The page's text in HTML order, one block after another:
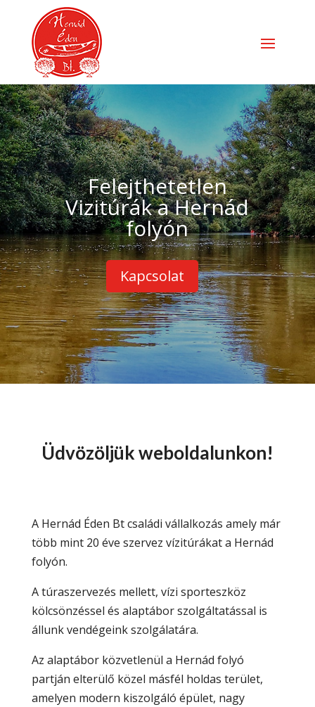
Felejthetetlen
Vizitúrák a Hernád
folyón
Kapcsolat
Üdvözöljük weboldalunkon!
A Hernád Éden Bt családi vállalkozás amely már
több mint 20 éve szervez vízitúrákat a Hernád
folyón.
A túraszervezés mellett, vízi sporteszköz
kölcsönzéssel és alaptábor szolgáltatással is
állunk vendégeink szolgálatára.
Az alaptábor közvetlenül a Hernád folyó
partján elterülő közel másfél holdas terület,
amelyen modern kiszolgáló épület, nagy